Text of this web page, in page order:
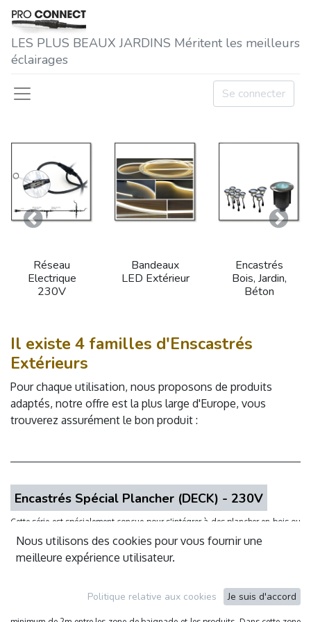
LES P​LUS BEAUX JARDINS Méritent les meilleurs
éclairages
Se connecter
Réseau
Electrique
230V
Bandeaux
LED Extérieur
Encastrés
Bois, Jardin,
Béton
Précedent
Il existe 4 familles d'Enscastrés
Extérieurs
Pour chaque utilisation, nous proposons de produits
adaptés, notre offre est la plus large d'Europe, vous
trouverez assurément le bon produit :
Encastrés Spécial Plancher (DECK) - 230V
Cette série est spécialement conçue pour s'intégrer à des plancher en bois ou
composite, il est même possible de placer ces produits dans des dalles sur
plots. Les produits sont étudiés pour se clipper dans des plancher compris
(IP67 et Class II) permet de les positionner à 1 cm de la baignoire (en
intérieur). En revanche pour l'extérieur la norme impose une distance
Nous utilisons des cookies pour vous fournir une
meilleure expérience utilisateur.
Politique relative aux cookies Je suis d'accord